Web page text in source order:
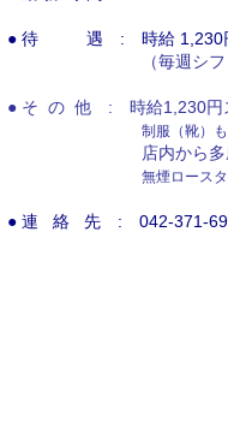
● 待 遇 : 時給 1,230
（毎週シフト制､
● そ の 他 : 時給1,230円
制服（靴）
店内から多摩が一
無煙ロース
● 連 絡 先 : 042-371-